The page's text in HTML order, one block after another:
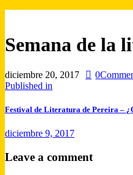
Semana de la
diciembre 20, 2017 0
Published in
Festival de Literatura de Pereira –
diciembre 9, 2017
Leave a comment